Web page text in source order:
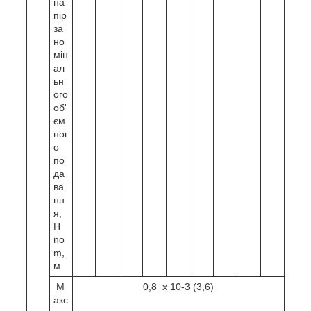
пір
за
но
мін
ал
ьн
ого
об'
єм
ног
о
по
да
ва
нн
я,
H
no
m,
м
М
акс
0,8 х 10-3 (3,6)